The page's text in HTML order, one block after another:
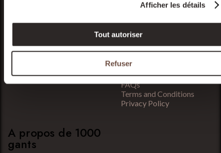
Afficher les détails
Tout autoriser
Refuser
My account
Log in
Service client
Secure Payment
Satisfied or Refunded
Contact Us
FAQs
Terms and Conditions
Privacy Policy
A propos de 1000
gants